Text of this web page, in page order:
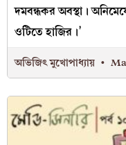
দমবন্ধকর অবস্থা।
ওটিতে হাজির।’
অভিজিৎ মুখোপাধ্যায়